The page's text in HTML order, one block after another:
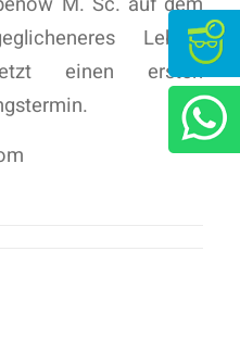
Leben.
einen ersten